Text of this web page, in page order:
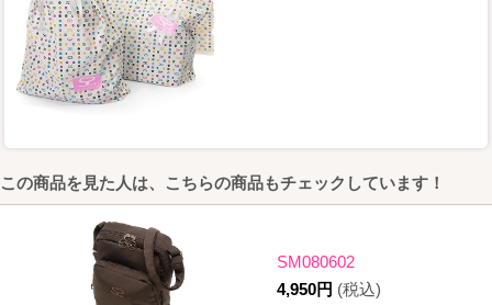
この商品を見た人は、こちらの商品もチェックしています！
SM080602
4,950円 (税込)